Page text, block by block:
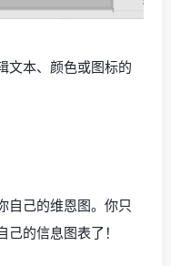
文本、颜色或图标的
自己的维恩图。你只
的信息图表了！